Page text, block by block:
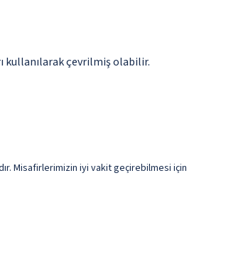
kullanılarak çevrilmiş olabilir.
Misafirlerimizin iyi vakit geçirebilmesi için